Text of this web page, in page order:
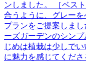
ンしました。 ［ベス
合うように、グレー
プランをご提案しま
ーズガーデンのシン
じめは植栽は少しで
に魅力を感じてくだ